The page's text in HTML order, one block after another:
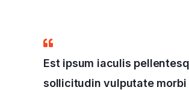
Est ipsum iaculis
sollicitudin vulputate